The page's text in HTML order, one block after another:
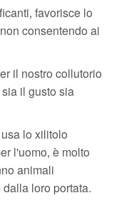
favorisce lo
consentendo ai
il nostro collutorio
il gusto sia
lo xilitolo
l'uomo, è molto
animali
loro portata.